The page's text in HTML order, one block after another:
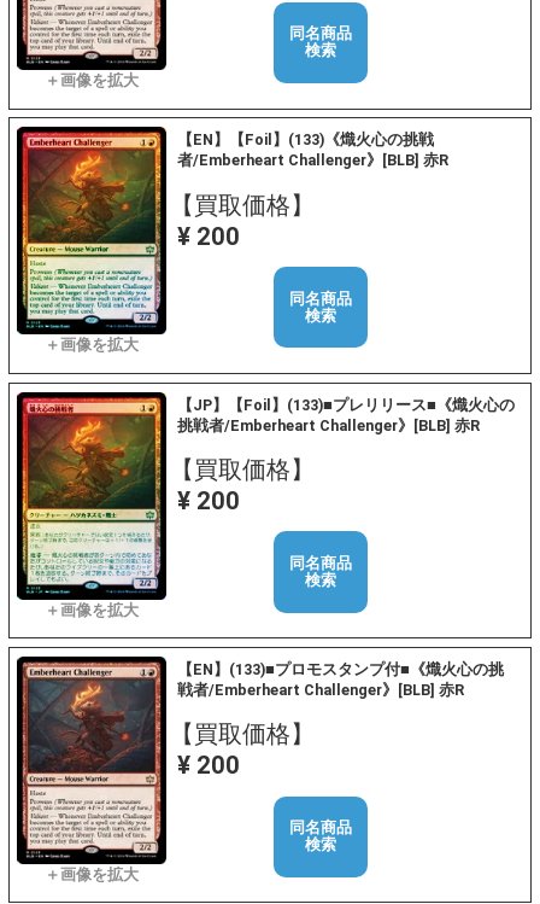
同名商品
検索
【EN】【Foil】(133)《熾火心の挑戦
者/Emberheart Challenger》[BLB] 赤R
【買取価格】
¥ 200
同名商品
検索
【JP】【Foil】(133)■プレリリース■《熾火心の
挑戦者/Emberheart Challenger》[BLB] 赤R
【買取価格】
¥ 200
同名商品
検索
【EN】(133)■プロモスタンプ付■《熾火心の挑
戦者/Emberheart Challenger》[BLB] 赤R
【買取価格】
¥ 200
同名商品
検索